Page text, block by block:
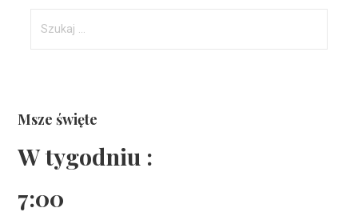
Msze święte
W tygodniu :
7:00